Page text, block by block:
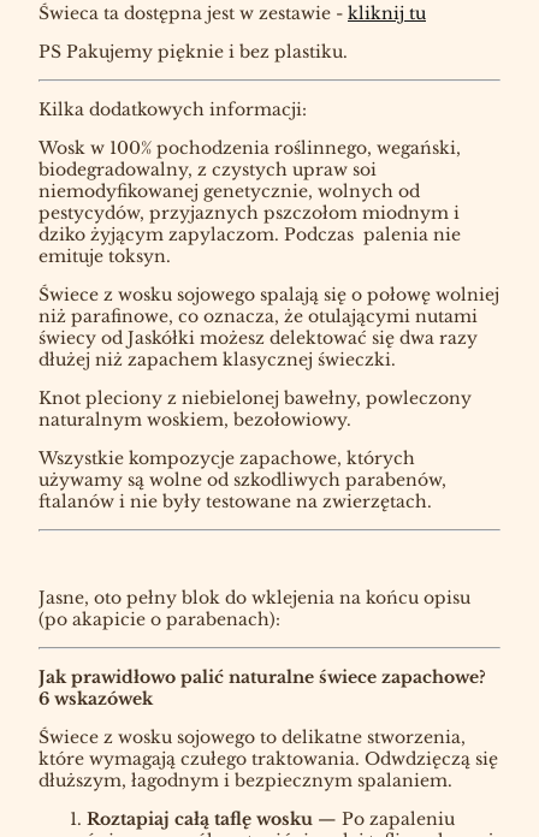
Świeca ta dostępna jest w zestawie - kliknij tu
PS Pakujemy pięknie i bez plastiku.
Kilka dodatkowych informacji:
Wosk w 100% pochodzenia roślinnego, wegański,
biodegradowalny, z czystych upraw soi
niemodyfikowanej genetycznie, wolnych od
pestycydów, przyjaznych pszczołom miodnym i
dziko żyjącym zapylaczom. Podczas palenia nie
emituje toksyn.
Świece z wosku sojowego spalają się o połowę wolniej
niż parafinowe, co oznacza, że otulającymi nutami
świecy od Jaskółki możesz delektować się dwa razy
dłużej niż zapachem klasycznej świeczki.
Knot pleciony z niebielonej bawełny, powleczony
naturalnym woskiem, bezołowiowy.
Wszystkie kompozycje zapachowe, których
używamy są wolne od szkodliwych parabenów,
ftalanów i nie były testowane na zwierzętach.
Jasne, oto pełny blok do wklejenia na końcu opisu
(po akapicie o parabenach):
Jak prawidłowo palić naturalne świece zapachowe?
6 wskazówek
Świece z wosku sojowego to delikatne stworzenia,
które wymagają czułego traktowania. Odwdzięczą się
dłuższym, łagodnym i bezpiecznym spalaniem.
Roztapiaj całą taflę wosku — Po zapaleniu